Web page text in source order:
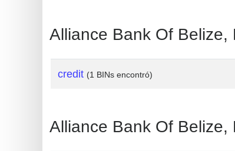
?
Lookup
IP
/
Alliance Bank Of Belize,
credit (1 BINs encontró)
Alliance Bank Of